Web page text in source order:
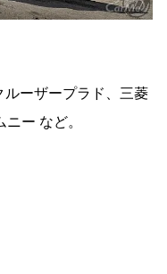
ーザープラド、三菱
ー など。